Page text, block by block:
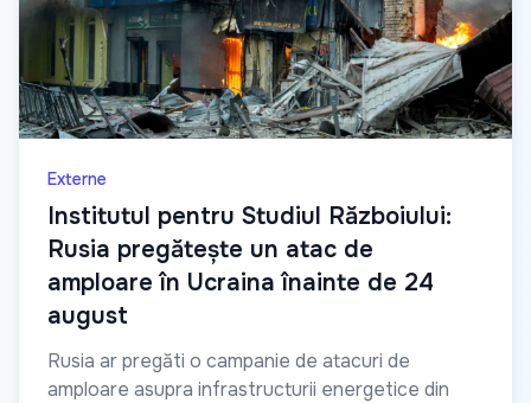
Externe
Institutul pentru Studiul Războiului:
Rusia pregătește un atac de
amploare în Ucraina înainte de 24
august
Rusia ar pregăti o campanie de atacuri de
amploare asupra infrastructurii energetice din